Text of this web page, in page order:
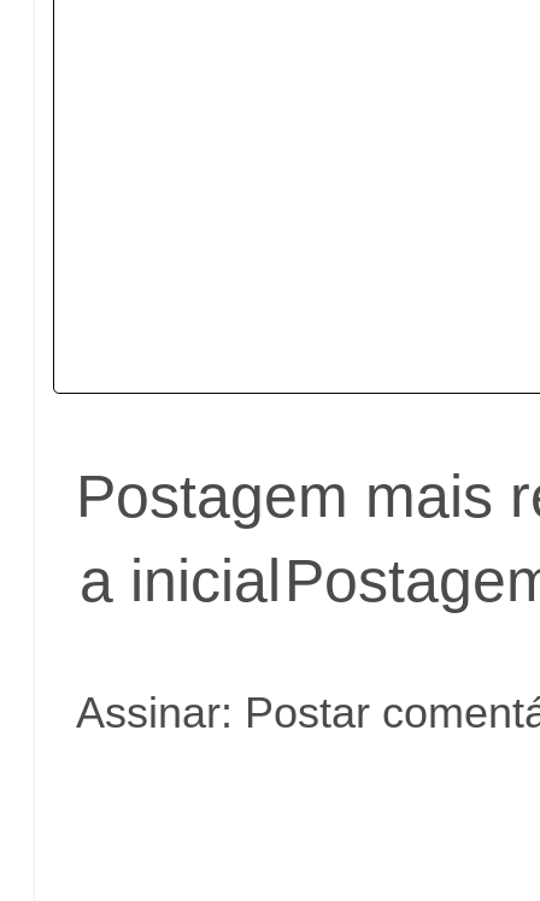
Postagem mais
a inicial
Assinar: Postar